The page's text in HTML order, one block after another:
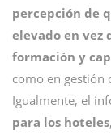
percepción de
elevado en vez
formación y
como en gestión
Igualmente, el
para los hoteles